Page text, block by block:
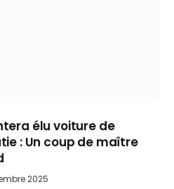
élu voiture de
: Un coup de maître
2025